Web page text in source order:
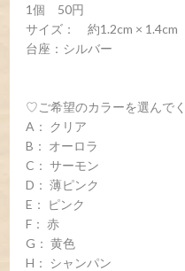
1個 50円
サイズ： 約1.2cm × 1.4cm
台座：シルバー
♡ご希望のカラーを選んで
A： クリア
B： オーロラ
C： サーモン
D： 薄ピンク
E： ピンク
F： 赤
G： 黄色
H： シャンパン